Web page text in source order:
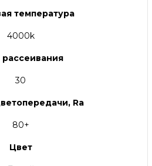
температура
4000k
рассеивания
30
Ra
80+
Цвет